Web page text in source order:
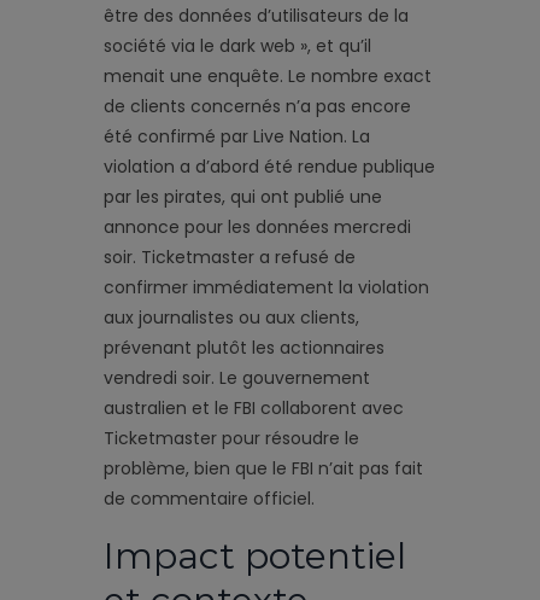
être des données d’utilisateurs de la
société via le dark web », et qu’il
menait une enquête. Le nombre exact
de clients concernés n’a pas encore
été confirmé par Live Nation. La
violation a d’abord été rendue publique
par les pirates, qui ont publié une
annonce pour les données mercredi
soir. Ticketmaster a refusé de
confirmer immédiatement la violation
aux journalistes ou aux clients,
prévenant plutôt les actionnaires
vendredi soir. Le gouvernement
australien et le FBI collaborent avec
Ticketmaster pour résoudre le
problème, bien que le FBI n’ait pas fait
de commentaire officiel.
Impact potentiel